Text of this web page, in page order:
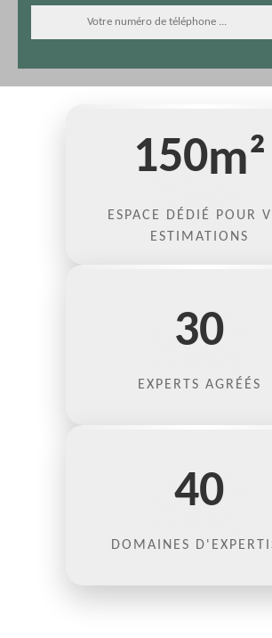
150m²
ESPACE DÉDIÉ POUR
ESTIMATIONS
30
EXPERTS AGRÉÉS
40
DOMAINES